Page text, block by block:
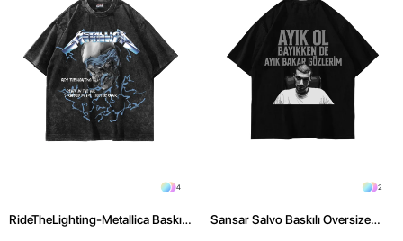
4
RideTheLighting-Metallica Baskılı
2
Sansar Salvo Baskılı Oversize